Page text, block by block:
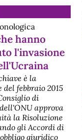
L'azione Circa
provenienti da tutto
-
mensile
"Disarmo"
disarmo/
pubblicati dal 3 luglio
riconosciuta
nucleari USA
italiana GIP
esprime sulla
presenza armi
prestito europeo
armamenti?
hanno
l'invasione
è la
febbraio 2015
di
approva
la Risoluzione
gli Accordi di
giuridico